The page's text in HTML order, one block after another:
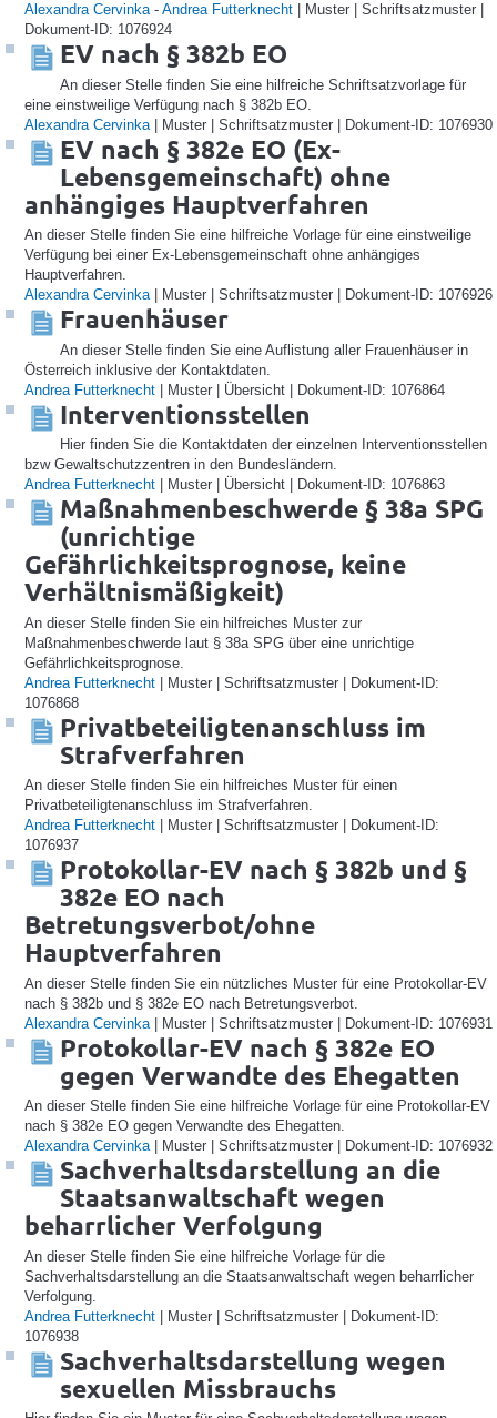
Alexandra Cervinka-Andrea Futterknecht | Muster | Schriftsatzmuster |
Dokument-ID: 1076924
EV nach § 382b EO
An dieser Stelle finden Sie eine hilfreiche Schriftsatzvorlage für
eine einstweilige Verfügung nach § 382b EO.
Alexandra Cervinka | Muster | Schriftsatzmuster | Dokument-ID: 1076930
EV nach § 382e EO (Ex-
Lebensgemeinschaft) ohne
anhängiges Hauptverfahren
An dieser Stelle finden Sie eine hilfreiche Vorlage für eine einstweilige
Verfügung bei einer Ex-Lebensgemeinschaft ohne anhängiges
Hauptverfahren.
Alexandra Cervinka| Muster | Schriftsatzmuster | Dokument-ID: 1076926
Frauenhäuser
An dieser Stelle finden Sie eine Auflistung aller Frauenhäuser in
Österreich inklusive der Kontaktdaten.
Andrea Futterknecht | Muster | Übersicht | Dokument-ID: 1076864
Interventionsstellen
Hier finden Sie die Kontaktdaten der einzelnen Interventionsstellen
bzw Gewaltschutzzentren in den Bundesländern.
Andrea Futterknecht | Muster | Übersicht | Dokument-ID: 1076863
Maßnahmenbeschwerde § 38a SPG
(unrichtige
Gefährlichkeitsprognose, keine
Verhältnismäßigkeit)
An dieser Stelle finden Sie ein hilfreiches Muster zur
Maßnahmenbeschwerde laut § 38a SPG über eine unrichtige
Gefährlichkeitsprognose.
Andrea Futterknecht | Muster | Schriftsatzmuster | Dokument-ID:
1076868
Privatbeteiligtenanschluss im
Strafverfahren
An dieser Stelle finden Sie ein hilfreiches Muster für einen
Privatbeteiligtenanschluss im Strafverfahren.
Andrea Futterknecht | Muster | Schriftsatzmuster | Dokument-ID:
1076937
Protokollar-EV nach § 382b und §
382e EO nach
Betretungsverbot/ohne
Hauptverfahren
An dieser Stelle finden Sie ein nützliches Muster für eine Protokollar-EV
nach § 382b und § 382e EO nach Betretungsverbot.
Alexandra Cervinka | Muster | Schriftsatzmuster | Dokument-ID: 1076931
Protokollar-EV nach § 382e EO
gegen Verwandte des Ehegatten
An dieser Stelle finden Sie eine hilfreiche Vorlage für eine Protokollar-EV
nach § 382e EO gegen Verwandte des Ehegatten.
Alexandra Cervinka| Muster | Schriftsatzmuster | Dokument-ID: 1076932
Sachverhaltsdarstellung an die
Staatsanwaltschaft wegen
beharrlicher Verfolgung
An dieser Stelle finden Sie eine hilfreiche Vorlage für die
Sachverhaltsdarstellung an die Staatsanwaltschaft wegen beharrlicher
Verfolgung.
Andrea Futterknecht | Muster | Schriftsatzmuster | Dokument-ID:
1076938
Sachverhaltsdarstellung wegen
sexuellen Missbrauchs